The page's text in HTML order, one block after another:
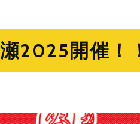
2025開催！